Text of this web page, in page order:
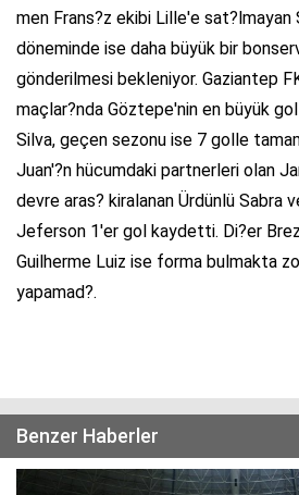
men Frans?z ekibi Lille'e sat?lmayan
döneminde ise daha büyük bir
gönderilmesi bekleniyor. Gaziantep
maçlar?nda Göztepe'nin en büyük
Silva, geçen sezonu ise 7 golle
Juan'?n hücumdaki partnerleri olan
devre aras? kiralanan Ürdünlü Sabra
Jeferson 1'er gol kaydetti. Di?er
Guilherme Luiz ise forma bulmakta
yapamad?.
Benzer Haberler